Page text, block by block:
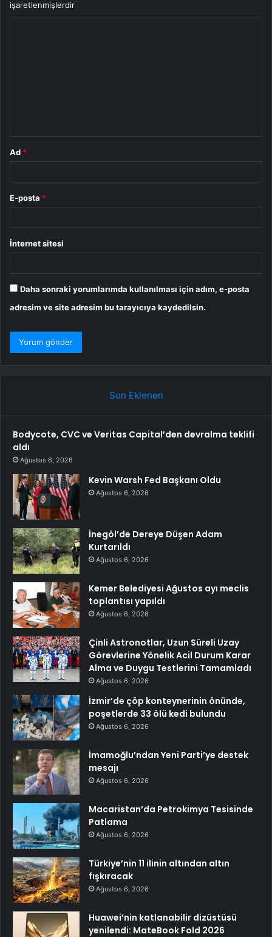
işaretlenmişlerdir
Ad *
E-posta *
İnternet sitesi
Daha sonraki yorumlarımda kullanılması için adım, e-posta
adresim ve site adresim bu tarayıcıya kaydedilsin.
Son Eklenen
Bodycote, CVC ve Veritas Capital’den devralma teklifi
aldı
Ağustos 6, 2026
Kevin Warsh Fed Başkanı Oldu
Ağustos 6, 2026
İnegöl’de Dereye Düşen Adam
Kurtarıldı
Ağustos 6, 2026
Kemer Belediyesi Ağustos ayı meclis
toplantısı yapıldı
Ağustos 6, 2026
Çinli Astronotlar, Uzun Süreli Uzay
Görevlerine Yönelik Acil Durum Karar
Alma ve Duygu Testlerini Tamamladı
Ağustos 6, 2026
İzmir’de çöp konteynerinin önünde,
poşetlerde 33 ölü kedi bulundu
Ağustos 6, 2026
İmamoğlu’ndan Yeni Parti’ye destek
mesajı
Ağustos 6, 2026
Macaristan’da Petrokimya Tesisinde
Patlama
Ağustos 6, 2026
Türkiye’nin 11 ilinin altından altın
fışkıracak
Ağustos 6, 2026
Huawei’nin katlanabilir dizüstüsü
yenilendi: MateBook Fold 2026